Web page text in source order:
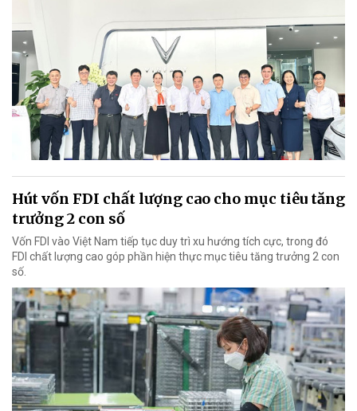
Hút vốn FDI chất lượng cao cho mục tiêu tăng
trưởng 2 con số
Vốn FDI vào Việt Nam tiếp tục duy trì xu hướng tích cực, trong đó
FDI chất lượng cao góp phần hiện thực mục tiêu tăng trưởng 2 con
số.